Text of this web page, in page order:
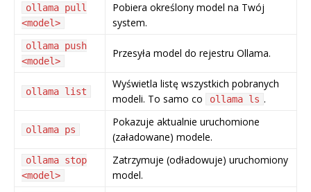
ollama pull
<model>
Pobiera określony model na Twój
system.
ollama push
<model>
Przesyła model do rejestru Ollama.
ollama list
Wyświetla listę wszystkich pobranych
modeli. To samo co
ollama ls .
ollama ps
Pokazuje aktualnie uruchomione
(załadowane) modele.
ollama stop
<model>
Zatrzymuje (odładowuje) uruchomiony
model.